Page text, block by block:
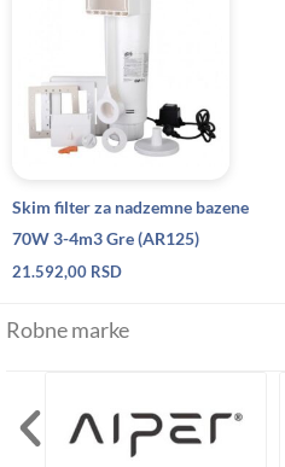
Skim filter za nadzemne bazene
70W 3-4m3 Gre (AR125)
21.592,00 RSD
Robne marke